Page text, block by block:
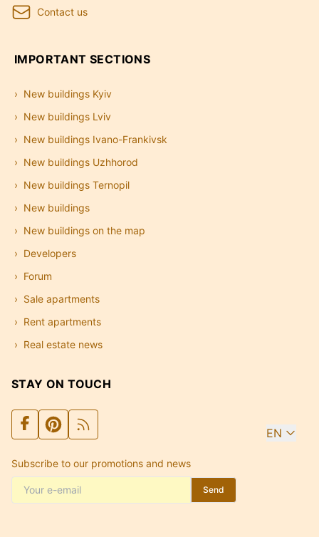
Contact us
IMPORTANT SECTIONS
New buildings Kyiv
New buildings Lviv
New buildings Ivano-Frankivsk
New buildings Uzhhorod
New buildings Ternopil
New buildings
New buildings on the map
Developers
Forum
Sale apartments
Rent apartments
Real estate news
STAY ON TOUCH
EN
Subscribe to our promotions and news
Send